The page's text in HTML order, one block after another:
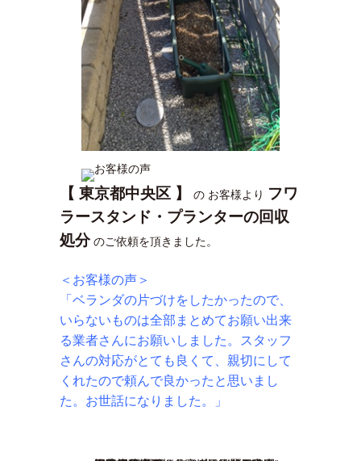
【 東京都中央区 】 の お客様より フワ
ラースタンド・プランターの回収
処分のご依頼を頂きました。
＜お客様の声＞
「ベランダの片づけをしたかったので、
いらないものは全部まとめてお願い出来
る業者さんにお願いしました。スタッフ
さんの対応がとても良くて、親切にして
くれたので頼んで良かったと思いまし
た。お世話になりました。」